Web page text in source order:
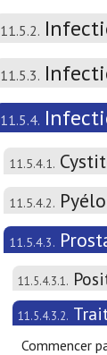
11.5.2.
11.5.3.
11.5.4.
11.5.4.1.
11.5.4.2.
11.5.4.3.
11.5.4.3.1.
11.5.4.3.2.
Commencer